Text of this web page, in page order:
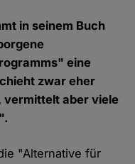
in seinem Buch
eine
zwar eher
vermittelt aber viele
"Alternative für